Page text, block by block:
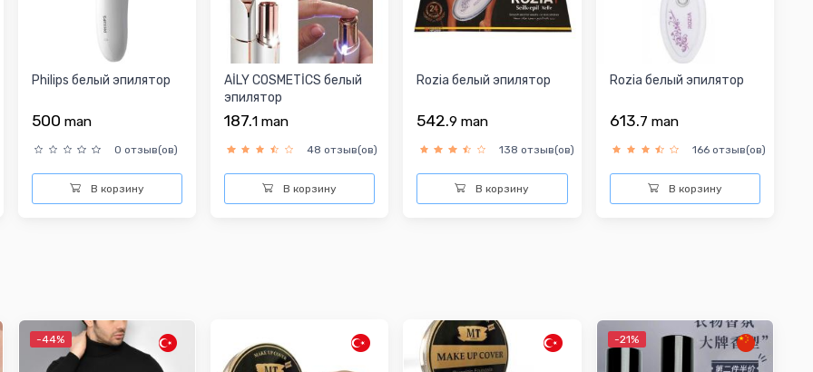
Philips белый эпилятор
500 man
0 отзыв(ов)
В корзину
AİLY COSMETİCS белый
эпилятор
187.1 man
48 отзыв(ов)
В корзину
Rozia белый эпилятор
542.9 man
138 отзыв(ов)
В корзину
Rozia белый эпилятор
613.7 man
166 отзыв(ов)
В корзину
-44% -21%